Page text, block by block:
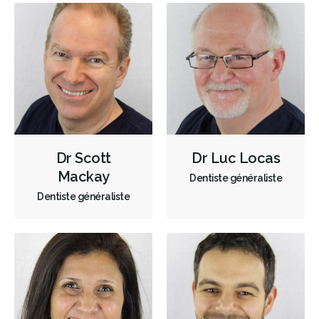
Dr Scott
Mackay
Dentiste généraliste
Dr Luc Locas
Dentiste généraliste